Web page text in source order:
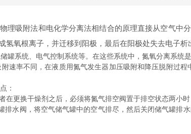
吸附法和电化学分离法相结合的原理直接从空气中
氧根离子，并迁移到阳极，最后在阳极处失去电子
系统、电气控制系统等。在这些系统中，氮氧分离系统
速率不同，在液质用氮气发生器加压吸附和降压脱附过
：
更换干燥剂之后，必须将氮气排空阀置于排空状态两小
阀，将空气储气罐中的空气排尽，然后关闭储气罐排